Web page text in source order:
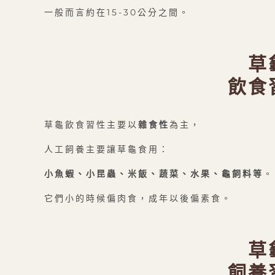
一般而言約在15-30公分之間。
草
飲食
草龜飲食習性主要以 雜食性為主，
人工飼養主要讓草龜食用：
小魚蝦、小昆蟲、米飯、蔬菜、水果、龜飼料等 。
它們小的時候偏肉食，成年以後偏素食。
草